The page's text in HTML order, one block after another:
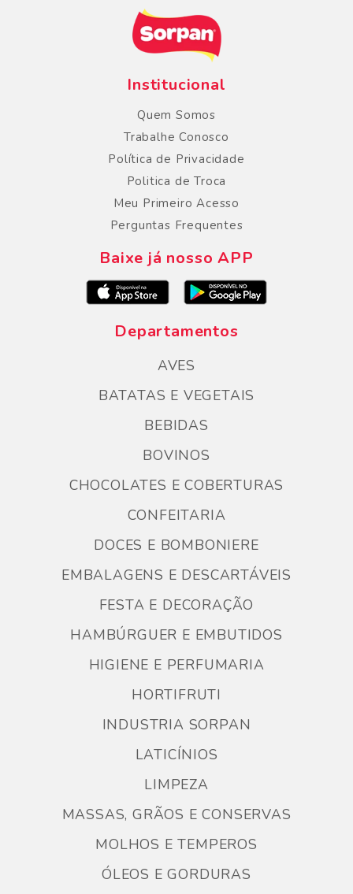
Institucional
Quem Somos
Trabalhe Conosco
Política de Privacidade
Politica de Troca
Meu Primeiro Acesso
Perguntas Frequentes
Baixe já nosso APP
Departamentos
AVES
BATATAS E VEGETAIS
BEBIDAS
BOVINOS
CHOCOLATES E COBERTURAS
CONFEITARIA
DOCES E BOMBONIERE
EMBALAGENS E DESCARTÁVEIS
FESTA E DECORAÇÃO
HAMBÚRGUER E EMBUTIDOS
HIGIENE E PERFUMARIA
HORTIFRUTI
INDUSTRIA SORPAN
LATICÍNIOS
LIMPEZA
MASSAS, GRÃOS E CONSERVAS
MOLHOS E TEMPEROS
ÓLEOS E GORDURAS